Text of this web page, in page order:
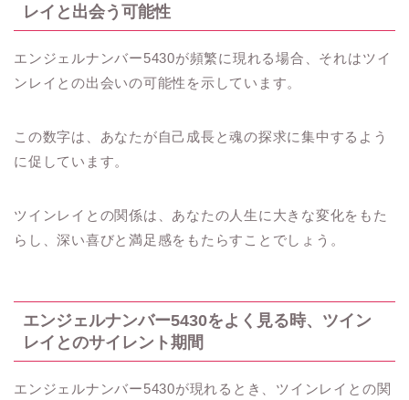
レイと出会う可能性
エンジェルナンバー5430が頻繁に現れる場合、それはツイ
ンレイとの出会いの可能性を示しています。
この数字は、あなたが自己成長と魂の探求に集中するよう
に促しています。
ツインレイとの関係は、あなたの人生に大きな変化をもた
らし、深い喜びと満足感をもたらすことでしょう。
エンジェルナンバー5430をよく見る時、ツイン
レイとのサイレント期間
エンジェルナンバー5430が現れるとき、ツインレイとの関